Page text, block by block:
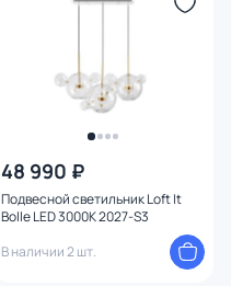
48 990 ₽
Подвесной светильник Loft It
Bolle LED 3000K 2027-S3
В наличии 2 шт.